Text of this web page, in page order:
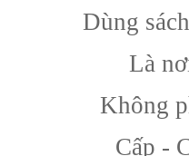
Dùng
Là
Không
Cấp -